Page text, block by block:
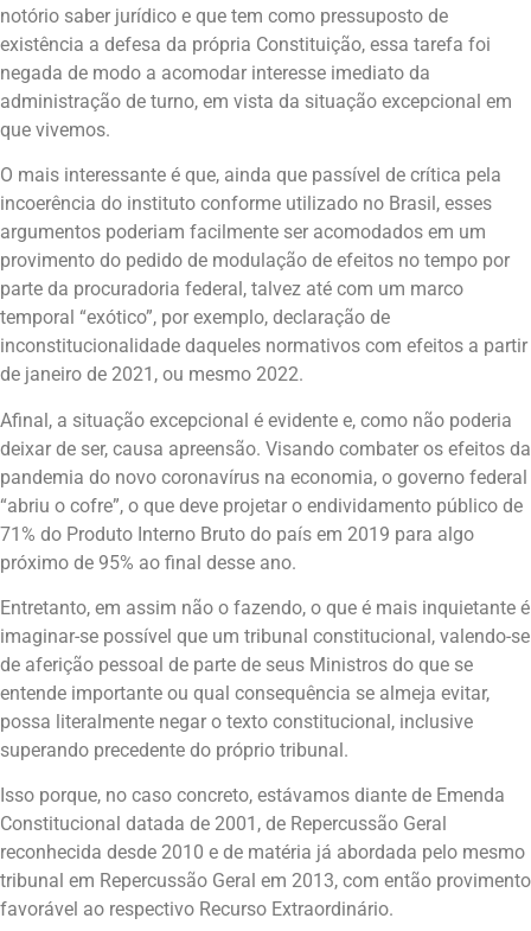
notório saber jurídico e que tem como pressuposto de
existência a defesa da própria Constituição, essa tarefa foi
negada de modo a acomodar interesse imediato da
administração de turno, em vista da situação excepcional em
que vivemos.
O mais interessante é que, ainda que passível de crítica pela
incoerência do instituto conforme utilizado no Brasil, esses
argumentos poderiam facilmente ser acomodados em um
provimento do pedido de modulação de efeitos no tempo por
parte da procuradoria federal, talvez até com um marco
temporal “exótico”, por exemplo, declaração de
inconstitucionalidade daqueles normativos com efeitos a partir
de janeiro de 2021, ou mesmo 2022.
Afinal, a situação excepcional é evidente e, como não poderia
deixar de ser, causa apreensão. Visando combater os efeitos da
pandemia do novo coronavírus na economia, o governo federal
“abriu o cofre”, o que deve projetar o endividamento público de
71% do Produto Interno Bruto do país em 2019 para algo
próximo de 95% ao final desse ano.
Entretanto, em assim não o fazendo, o que é mais inquietante é
imaginar-se possível que um tribunal constitucional, valendo-se
de aferição pessoal de parte de seus Ministros do que se
entende importante ou qual consequência se almeja evitar,
possa literalmente negar o texto constitucional, inclusive
superando precedente do próprio tribunal.
Isso porque, no caso concreto, estávamos diante de Emenda
Constitucional datada de 2001, de Repercussão Geral
reconhecida desde 2010 e de matéria já abordada pelo mesmo
tribunal em Repercussão Geral em 2013, com então provimento
favorável ao respectivo Recurso Extraordinário.